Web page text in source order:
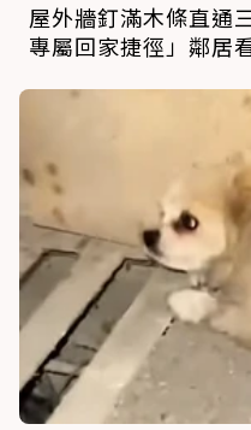
屋外牆釘滿木條直通
專屬回家捷徑」鄰居